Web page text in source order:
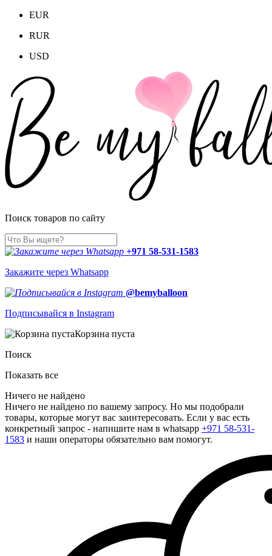
EUR
RUR
USD
Поиск товаров по сайту
+971 58-531-1583
Закажите через Whatsapp
@bemyballoon
Подписывайся в Instagram
Корзина пуста
Поиск
Показать все
Ничего не найдено
Ничего не найдено по вашему запросу. Но мы подобрали
товары, которые могут вас заинтересовать. Если у вас есть
конкретный запрос - напишите нам в whatsapp +971 58-531-
1583 и наши операторы обязательно вам помогут.